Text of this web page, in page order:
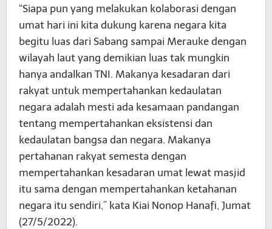
“Siapa pun yang melakukan kolaborasi dengan
umat hari ini kita dukung karena negara kita
begitu luas dari Sabang sampai Merauke dengan
wilayah laut yang demikian luas tak mungkin
hanya andalkan TNI. Makanya kesadaran dari
rakyat untuk mempertahankan kedaulatan
negara adalah mesti ada kesamaan pandangan
tentang mempertahankan eksistensi dan
kedaulatan bangsa dan negara. Makanya
pertahanan rakyat semesta dengan
mempertahankan kesadaran umat lewat masjid
itu sama dengan mempertahankan ketahanan
negara itu sendiri,” kata Kiai Nonop Hanafi, Jumat
(27/5/2022).